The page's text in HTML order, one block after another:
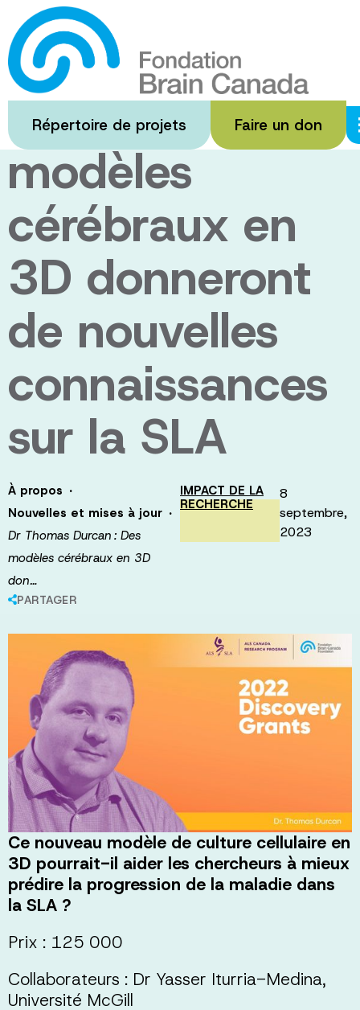
Passer
au
contenu
principal
Répertoire de projets Faire un don
Dr Thomas
Durcan : Des
modèles
cérébraux en
3D donneront
de nouvelles
connaissances
sur la SLA
À propos ·
Nouvelles et mises à jour ·
Dr Thomas Durcan : Des
modèles cérébraux en 3D
don…
PARTAGER
IMPACT DE LA
RECHERCHE
8
septembre,
2023
Ce nouveau modèle de culture cellulaire en
3D pourrait-il aider les chercheurs à mieux
prédire la progression de la maladie dans
la SLA ?
Prix : 125 000
Collaborateurs : Dr Yasser Iturria-Medina,
Université McGill